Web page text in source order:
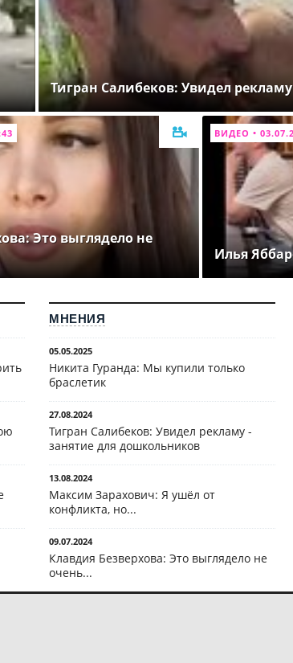
Тигран Салибеков: Увидел
Это выглядело не
ВИДЕО •
Илья
МНЕНИЯ
05.05.2025
Никита Гуранда: Мы купили только
браслетик
27.08.2024
Тигран Салибеков: Увидел рекламу -
занятие для дошкольников
13.08.2024
Максим Зарахович: Я ушёл от
конфликта, но...
09.07.2024
Клавдия Безверхова: Это выглядело не
очень...